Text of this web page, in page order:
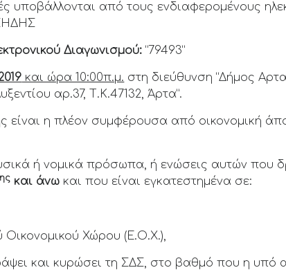
υποβάλλονται από τους ενδιαφερομένους
Διαγωνισμού: “79493”
και ώρα 10:00π.μ. στη διεύθυνση “Δήμος
αρ.37, Τ.Κ.47132, Άρτα”.
είναι η πλέον συμφέρουσα από οικονομική
ή νομικά πρόσωπα, ή ενώσεις αυτών που
ης και άνω και που είναι εγκατεστημένα σε:
Χώρου (Ε.Ο.Χ.),
και κυρώσει τη ΣΔΣ, στο βαθμό που η